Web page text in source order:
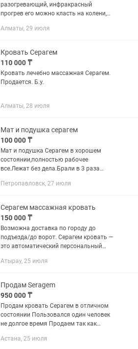
разогревающий, инфракрасный
прогрев его можно класть на колени,
для простывающих, часто мерзнущих с
Алматы, 29 июля
Кровать Серагем
110 000 ₸
Кровать лечебно массажная Серагем.
Продается. Б.у.
Алматы, 28 июля
Мат и подушка серагем
100 000 ₸
Мат и подушка Серагем в хорошем
состоянии,полностью рабочее
все.Лежат без дела.Брали в 3 раза
Петропавловск, 27 июля
Серагем массажная кровать
150 000 ₸
Возможна доставка по городу до
подъезда/до ворот. Серагем кровать —
это автоматический персональный
функции точечного массажа,
Атырау, 25 июля
Продам Seragem
950 000 ₸
Продам кровать Серагем в отличном
состоянии Пользовался один человек
не долгое время Продаем так как
Астана, 25 июля